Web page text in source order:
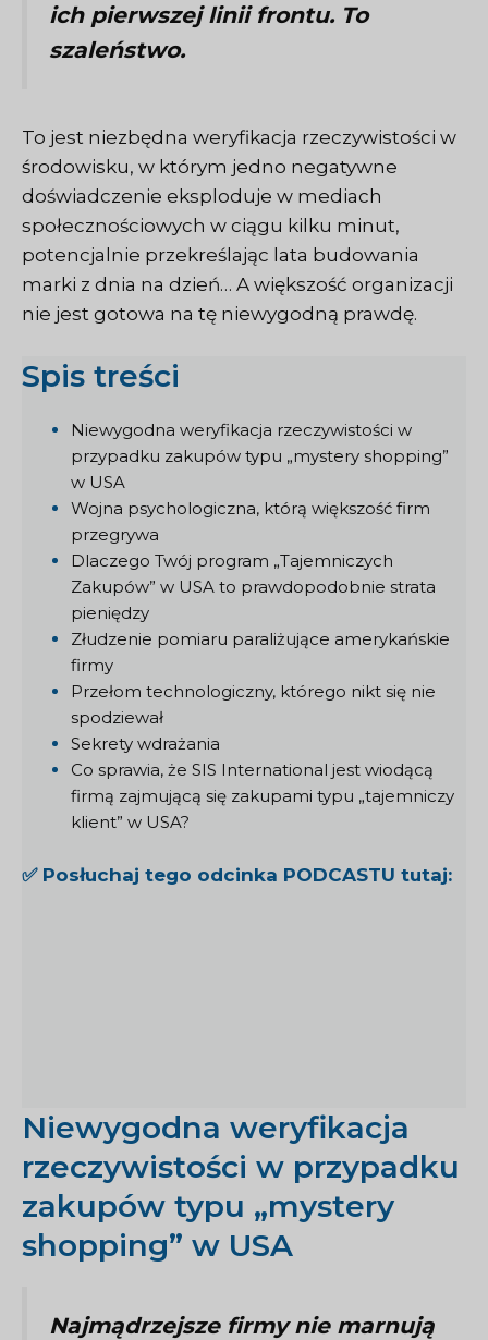
ich pierwszej linii frontu. To
szaleństwo.
To jest niezbędna weryfikacja rzeczywistości w
środowisku, w którym jedno negatywne
doświadczenie eksploduje w mediach
społecznościowych w ciągu kilku minut,
potencjalnie przekreślając lata budowania
marki z dnia na dzień… A większość organizacji
nie jest gotowa na tę niewygodną prawdę.
Spis treści
Niewygodna weryfikacja rzeczywistości w
przypadku zakupów typu „mystery shopping”
w USA
Wojna psychologiczna, którą większość firm
przegrywa
Dlaczego Twój program „Tajemniczych
Zakupów” w USA to prawdopodobnie strata
pieniędzy
Złudzenie pomiaru paraliżujące amerykańskie
firmy
Przełom technologiczny, którego nikt się nie
spodziewał
Sekrety wdrażania
Co sprawia, że SIS International jest wiodącą
firmą zajmującą się zakupami typu „tajemniczy
klient” w USA?
✅ Posłuchaj tego odcinka PODCASTU tutaj:
Niewygodna weryfikacja
rzeczywistości w przypadku
zakupów typu „mystery
shopping” w USA
Najmądrzejsze firmy nie marnują